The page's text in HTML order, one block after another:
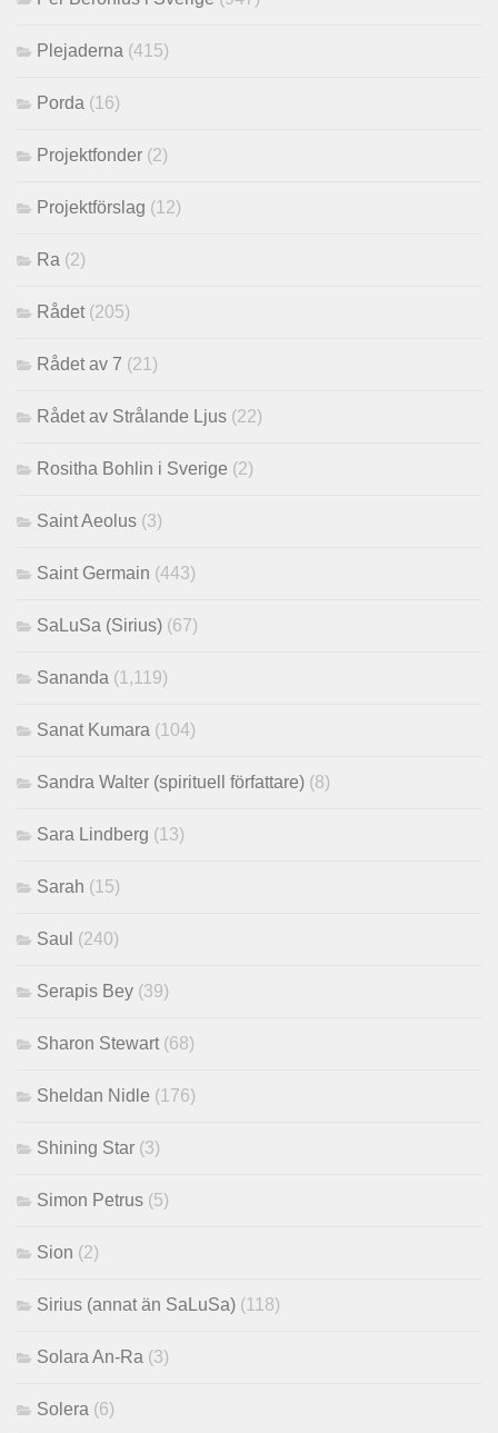
Plejaderna (415)
Porda (16)
Projektfonder (2)
Projektförslag (12)
Ra (2)
Rådet (205)
Rådet av 7 (21)
Rådet av Strålande Ljus (22)
Rositha Bohlin i Sverige (2)
Saint Aeolus (3)
Saint Germain (443)
SaLuSa (Sirius) (67)
Sananda (1,119)
Sanat Kumara (104)
Sandra Walter (spirituell författare) (8)
Sara Lindberg (13)
Sarah (15)
Saul (240)
Serapis Bey (39)
Sharon Stewart (68)
Sheldan Nidle (176)
Shining Star (3)
Simon Petrus (5)
Sion (2)
Sirius (annat än SaLuSa) (118)
Solara An-Ra (3)
Solera (6)